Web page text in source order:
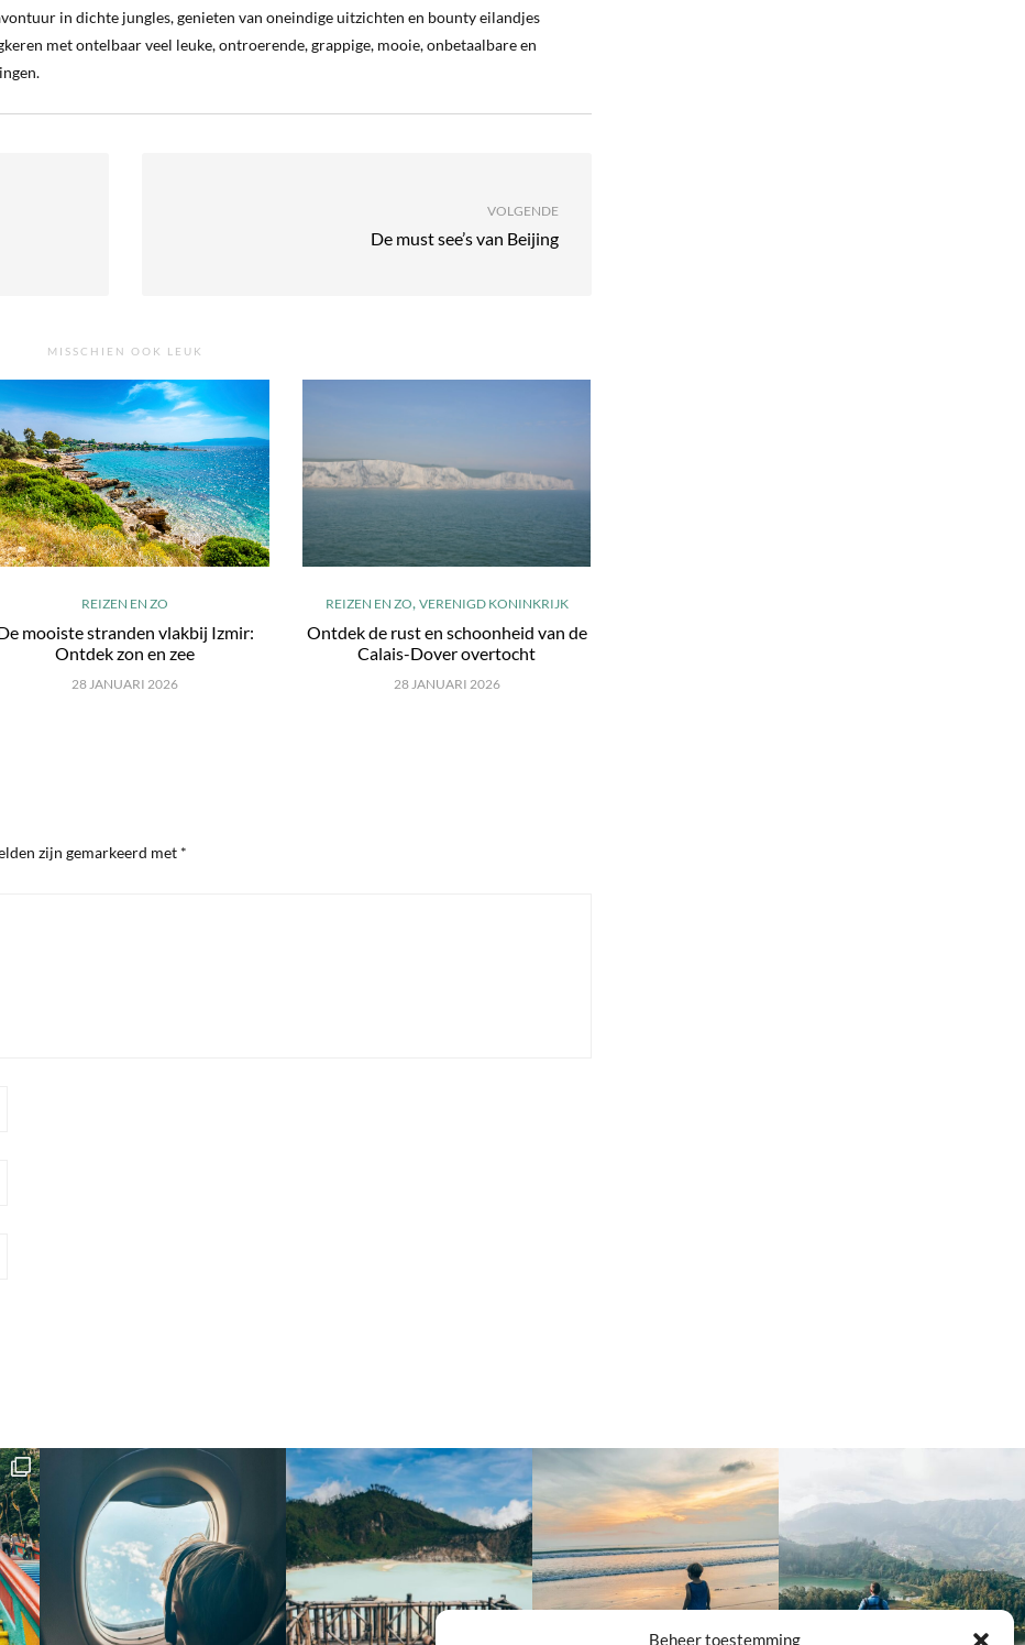
Beheer toestemming
in dichte jungles, genieten van oneindige uitzichten en bounty eilandjes
met ontelbaar veel leuke, ontroerende, grappige, mooie, onbetaalbare en
VOLGENDE
De must see’s van Beijing
MISSCHIEN OOK LEUK
REIZEN EN ZO
mooiste stranden vlakbij Izmir:
Ontdek zon en zee
28 JANUARI 2026
REIZEN EN ZO, VERENIGD KONINKRIJK
Ontdek de rust en schoonheid van de
Calais-Dover overtocht
28 JANUARI 2026
zijn gemarkeerd met *